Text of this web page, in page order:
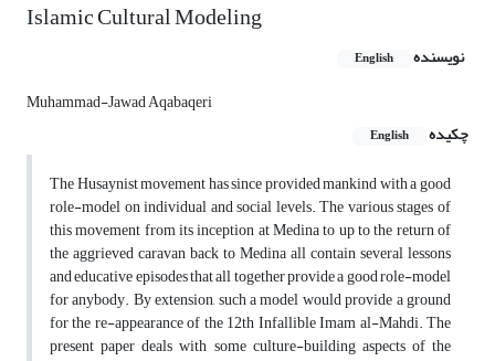
Islamic Cultural Modeling
نویسنده English
Muhammad-Jawad Aqabaqeri
چکیده
English
The Husaynist movement has since provided mankind with a good
role-model on individual and social levels. The various stages of
this movement from its inception at Medina to up to the return of
the aggrieved caravan back to Medina all contain several lessons
and educative episodes that all together provide a good role-model
for anybody. By extension, such a model would provide a ground
for the re-appearance of the 12th Infallible Imam al-Mahdi. The
present paper deals with some culture-building aspects of the